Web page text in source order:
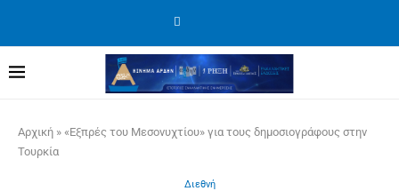
Αρχική » «Εξπρές του Μεσονυχτίου» για τους δημοσιογράφους στην
Τουρκία
Διεθνή